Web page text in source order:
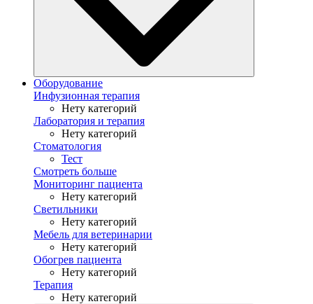
Оборудование
Инфузионная терапия
Нету категорий
Лаборатория и терапия
Нету категорий
Стоматология
Тест
Смотреть больше
Мониторинг пациента
Нету категорий
Светильники
Нету категорий
Мебель для ветеринарии
Нету категорий
Обогрев пациента
Нету категорий
Терапия
Нету категорий